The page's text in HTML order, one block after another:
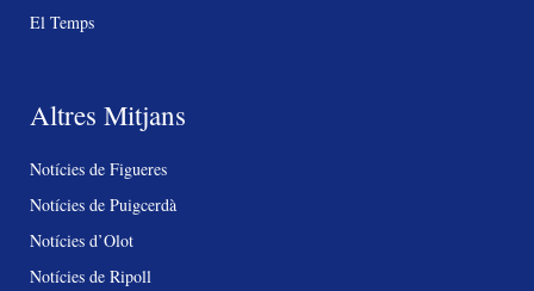
El Temps
Altres Mitjans
Notícies de Figueres
Notícies de Puigcerdà
Notícies d’Olot
Notícies de Ripoll